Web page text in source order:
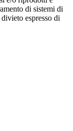
di sistemi di
espresso di